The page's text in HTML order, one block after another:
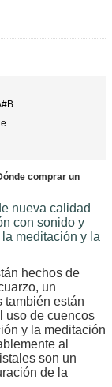
comprar un
nueva calidad
con sonido y
meditación y la
hechos de
un
también están
uso de cuencos
y la meditación
al
son un
de la